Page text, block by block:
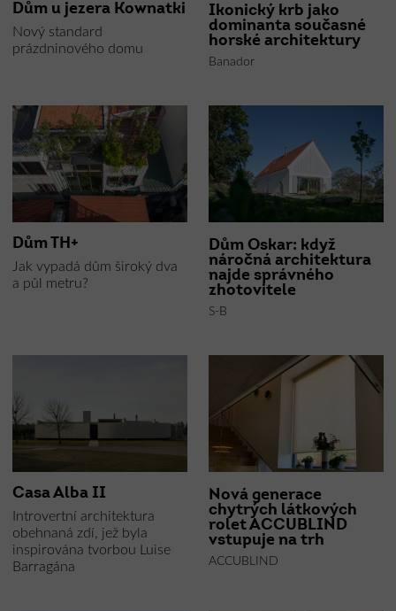
Dům u jezera Kownatki
Nový standard
prázdninového domu
Ikonický krb jako
dominanta současné
horské architektury
Banador
Dům TH+
Jak vypadá dům široký dva
a půl metru?
Dům Oskar: když
náročná architektura
najde správného
zhotovitele
S-B
Casa Alba II
Introvertní architektura
obehnaná zdí, jež byla
inspirována tvorbou Luise
Barragána
Nová generace
chytrých látkových
rolet ACCUBLIND
vstupuje na trh
ACCUBLIND